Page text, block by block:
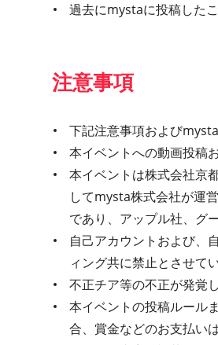
過去にmystaに投稿した
注意事項
下記注意事項および
本イベントへの動画投稿
本イベントは株式会社京
してmysta株式会社が運
であり、アップル社、グ
自己アカウントおよび、
ィング共に禁止とさせて
不正チア等の不正が発覚
本イベントの投稿ルール
合、賞金などのお支払い